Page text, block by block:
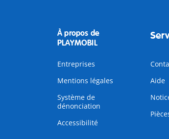
À propos de
PLAYMOBIL
Entreprises
Mentions légales
Système de
dénonciation
Accessibilité
Aide